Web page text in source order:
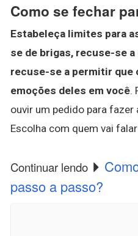
Como se fechar
Estabeleça limites para
se de brigas, recuse-se
recuse-se a permitir que
emoções deles em você.
ouvir um pedido para fazer
Escolha com quem vai
Continuar lendo
passo a passo?